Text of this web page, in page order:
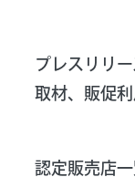
プレスリリー
取材、販促
認定販売店